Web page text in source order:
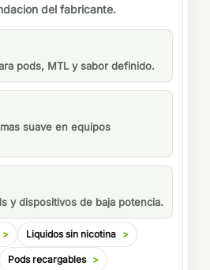
del fabricante.
pods, MTL y sabor definido.
suave en equipos
y dispositivos de baja potencia.
Liquidos sin nicotina
Pods recargables